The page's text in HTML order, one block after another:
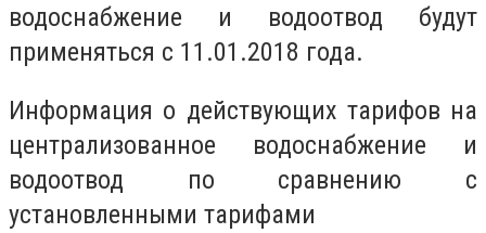
водоснабжение и водоотвод будут
применяться с 11.01.2018 года.
Информация о действующих тарифов на
централизованное водоснабжение и
водоотвод по сравнению с
установленными тарифами